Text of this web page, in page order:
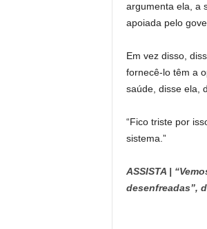
argumenta ela, a
apoiada pelo
Em vez disso,
fornecê-lo têm a
saúde, disse ela,
“Fico triste por
sistema.”
ASSISTA |
desenfreadas”,